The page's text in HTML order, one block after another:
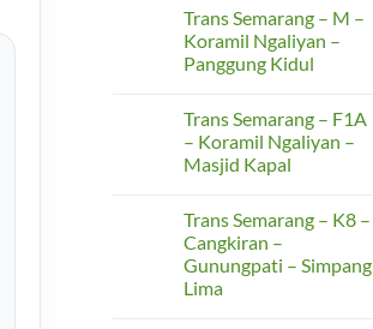
Terboyo
SMAN
15
on
Trans
Semarang
–
Terboyo
Superindo
Tlogosari
Trans Semarang – M –
Koramil Ngaliyan –
Panggung Kidul
on
Trans
Semarang
–
Koramil
Ngaliyan
–
Panggung
Kidul
Trans Semarang – F1A
– Koramil Ngaliyan –
Masjid Kapal
on
Trans
Semarang
–
F1A
–
Trans Semarang – K8 –
Cangkiran –
Gunungpati – Simpang
Lima